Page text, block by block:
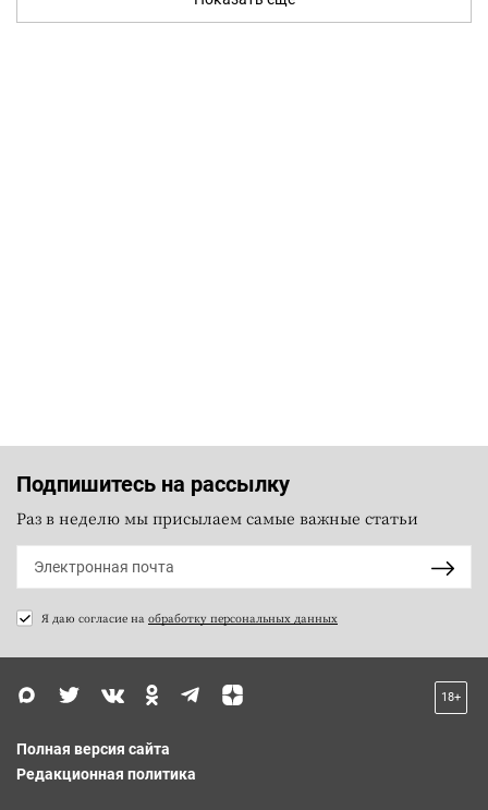
Подпишитесь на рассылку
Раз в неделю мы присылаем самые важные статьи
Я даю согласие на обработку персональных данных
18+
Полная версия сайта
Редакционная политика